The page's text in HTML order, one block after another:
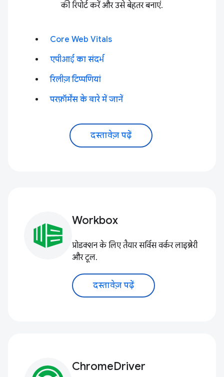
की रिपोर्ट करें और उसे बेहतर बनाएं.
Core Web Vitals
एपीआई का संदर्भ
रिलीज़ टिप्पणियां
परफ़ॉर्मेंस के बारे में जानें
दस्तावेज़ पढ़ें
Workbox
प्रोडक्शन के लिए तैयार सर्विस वर्कर लाइब्रेरी
और टूल.
दस्तावेज़ पढ़ें
ChromeDriver